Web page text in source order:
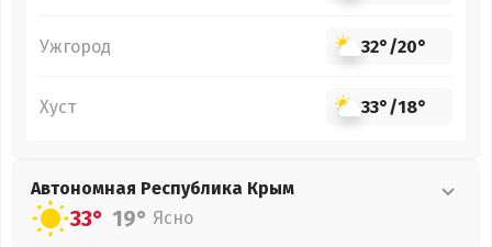
Ужгород 32°/20°
Хуст 33°/18°
Автономная Республика Крым
33° 19° Ясно